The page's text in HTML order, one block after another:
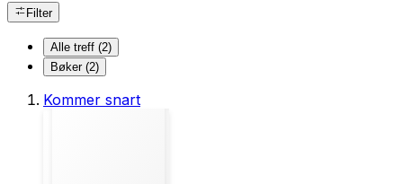
Filter
Alle treff (2)
Bøker (2)
Kommer snart